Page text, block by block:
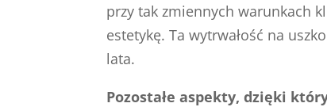
przy tak zmiennych warunkach
estetykę. Ta wytrwałość na
lata.
Pozostałe aspekty, dzięki